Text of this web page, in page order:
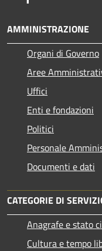
AMMINISTRAZIONE
Organi di Governo
Aree
Uffici
Enti e fondazioni
Politici
Personale
Documenti e dati
CATEGORIE DI
Anagrafe e stato
Cultura e tempo